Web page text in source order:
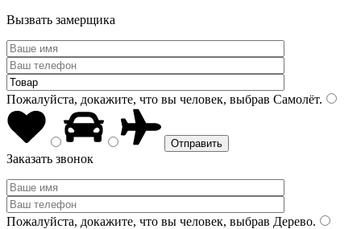
Вызвать замерщика
Пожалуйста, докажите, что вы человек, выбрав Самолёт.
Заказать звонок
Пожалуйста, докажите, что вы человек, выбрав Дерево.